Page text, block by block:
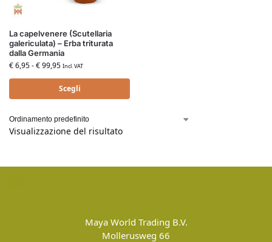
La capelvenere (Scutellaria
galericulata) – Erba triturata
dalla Germania
€6,95-€99,95 Incl. VAT
Scegli
Visualizzazione del risultato
Maya World Trading B.V.
Mollerusweg 66